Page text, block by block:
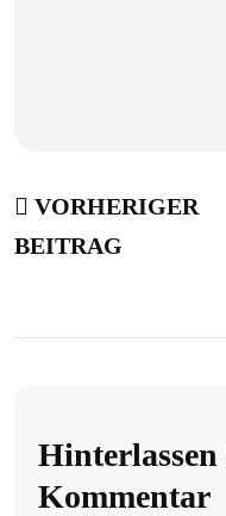
VORHERIGER
BEITRAG
Hinterlassen
Kommentar